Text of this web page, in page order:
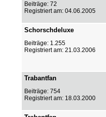
Beiträge: 72
Registriert am: 04.06.2005
Schorschdeluxe
Beiträge: 1.255
Registriert am: 21.03.2006
Trabantfan
Beiträge: 754
Registriert am: 18.03.2000